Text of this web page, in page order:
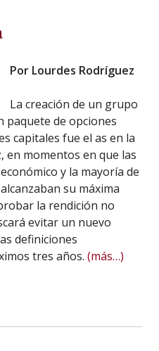
Por Lourdes Rodríguez
La creación de un grupo
paquete de opciones
capitales fue el as en la
en momentos en que las
y la mayoría de
su máxima
la rendición no
evitar un nuevo
definiciones
tres años. (más…)